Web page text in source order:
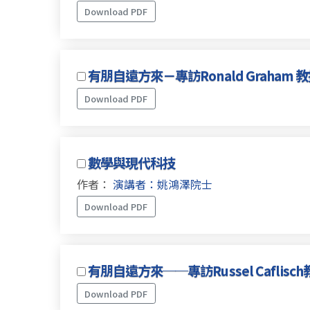
Download PDF
有朋自遠方來－專訪Ronald Graham
Download PDF
數學與現代科技
作者： 演講者：姚鴻澤院士
Download PDF
有朋自遠方來──專訪Russel Caflisch
Download PDF